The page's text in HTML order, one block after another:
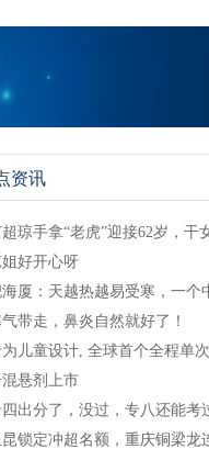
资讯
琼手拿“老虎”迎接62岁，干
好开心呀
厦：天越热越易受寒，一个
带走，鼻炎自然就好了！
儿童设计, 全球首个全程单
悬剂上市
出分了，没过，专八还能考
昆锁定冲超名额，重庆铜梁龙